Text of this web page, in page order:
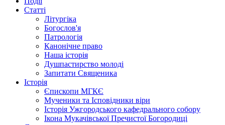
Статті
Літургіка
Богослов'я
Патрологія
Канонічне право
Наша історія
Душпастирство молоді
Запитати Священика
Історія
Єпископи МГКЄ
Мученики та Ісповідники віри
Історія Ужгородського кафедрального собору
Ікона Мукачівської Пречистої Богородиці